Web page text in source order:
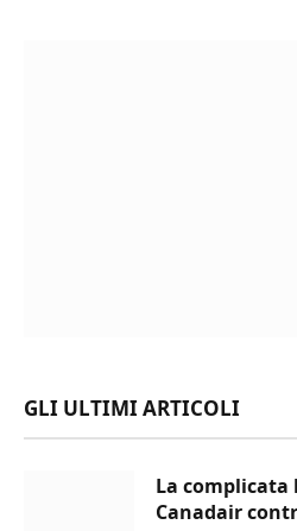
GLI ULTIMI ARTICOLI
La
Canadair